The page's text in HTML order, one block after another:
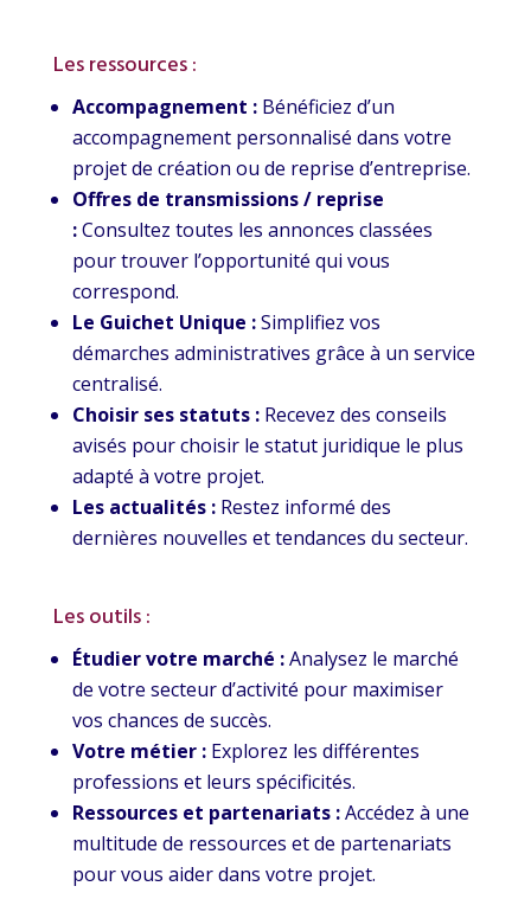
Les ressources :
Accompagnement :Bénéficiez d’un
accompagnement personnalisé dans votre
projet de création ou de reprise d’entreprise.
Offres de transmissions / reprise
:Consultez toutes les annonces classées
pour trouver l’opportunité qui vous
correspond.
Le Guichet Unique :Simplifiez vos
démarches administratives grâce à un service
centralisé.
Choisir ses statuts :Recevez des conseils
avisés pour choisir le statut juridique le plus
adapté à votre projet.
Les actualités :Restez informé des
dernières nouvelles et tendances du secteur.
Les outils :
Étudier votre marché :Analysez le marché
de votre secteur d’activité pour maximiser
vos chances de succès.
Votre métier :Explorez les différentes
professions et leurs spécificités.
Ressources et partenariats :Accédez à une
multitude de ressources et de partenariats
pour vous aider dans votre projet.